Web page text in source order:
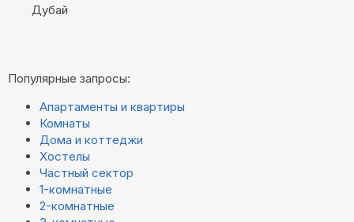
Дубай
Популярные запросы:
Апартаменты и квартиры
Комнаты
Дома и коттеджи
Хостелы
Частный сектор
1-комнатные
2-комнатные